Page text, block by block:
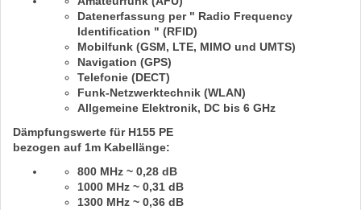
Datenerfassung per " Radio Frequency
Identification " (RFID)
Mobilfunk (GSM, LTE, MIMO und UMTS)
Navigation (GPS)
Telefonie (DECT)
Funk-Netzwerktechnik (WLAN)
Allgemeine Elektronik, DC bis 6 GHz
Dämpfungswerte für H155 PE
bezogen auf 1m Kabellänge:
800 MHz ~ 0,28 dB
1000 MHz ~ 0,31 dB
1300 MHz ~ 0,36 dB